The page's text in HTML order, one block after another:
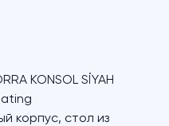
KONSOL SİYAH
корпус, стол из